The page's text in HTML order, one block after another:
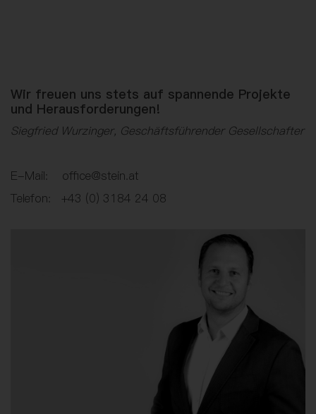
Wir freuen uns stets auf spannende Projekte
und Herausforderungen!
Siegfried Wurzinger, Geschäftsführender Gesellschafter
E-Mail: office@stein.at
Telefon: +43 (0) 3184 24 08